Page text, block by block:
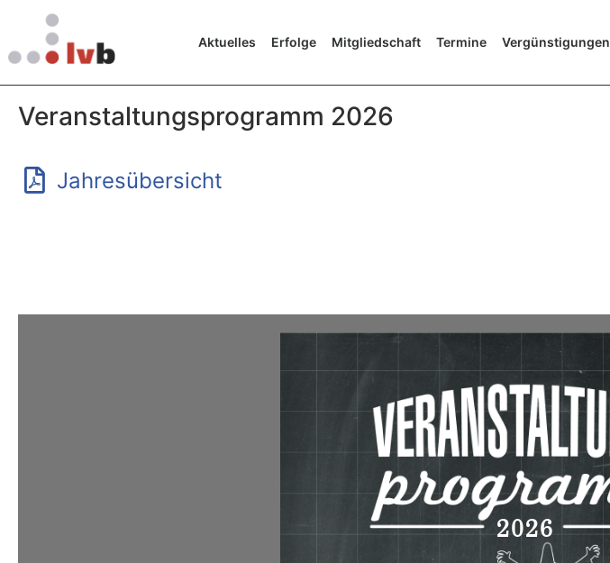
Aktuelles Erfolge Mitgliedschaft Termine Vergünstigungen
Veranstaltungsprogramm 2026
Jahresübersicht